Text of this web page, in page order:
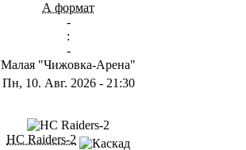
А формат
-
:
-
Малая "Чижовка-Арена"
Пн, 10. Авг. 2026- 21:30
HC Raiders-2